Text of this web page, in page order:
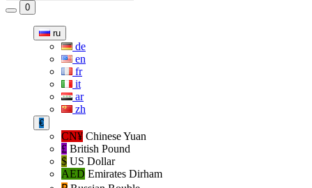
0
ru
de
en
fr
it
ar
zh
€
CN¥ Chinese Yuan
£ British Pound
$ US Dollar
AED Emirates Dirham